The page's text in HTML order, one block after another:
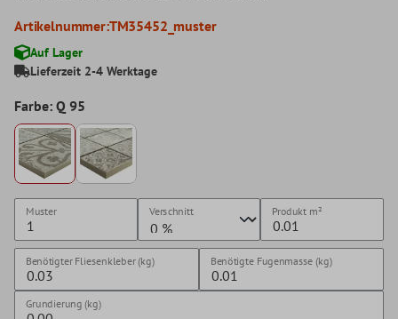
Artikelnummer:TM35452_muster
Auf Lager
Lieferzeit 2-4 Werktage
Farbe: Q 95
Muster Verschnitt Produkt m²
Benötigter Fliesenkleber (kg) Benötigte Fugenmasse (kg)
Grundierung (kg)